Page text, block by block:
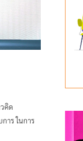
คิด
าร ในการ